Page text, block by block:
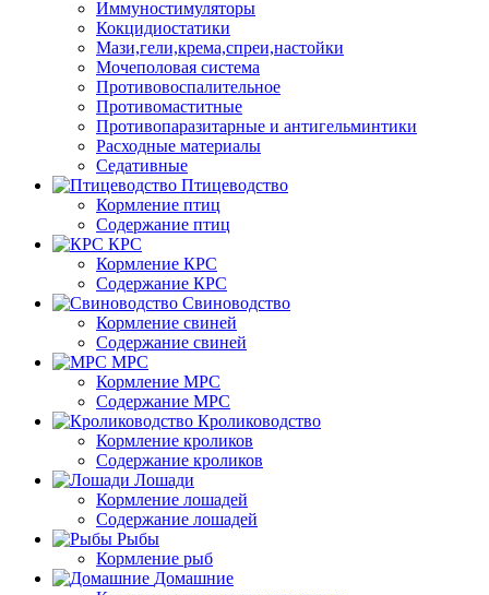
Иммуностимуляторы
Кокцидиостатики
Мази,гели,крема,спреи,настойки
Мочеполовая система
Противовоспалительное
Противомаститные
Противопаразитарные и антигельминтики
Расходные материалы
Седативные
Птицеводство
Кормление птиц
Содержание птиц
КРС
Кормление КРС
Содержание КРС
Свиноводство
Кормление свиней
Содержание свиней
МРС
Кормление МРС
Содержание МРС
Кролиководство
Кормление кроликов
Содержание кроликов
Лошади
Кормление лошадей
Содержание лошадей
Рыбы
Кормление рыб
Домашние